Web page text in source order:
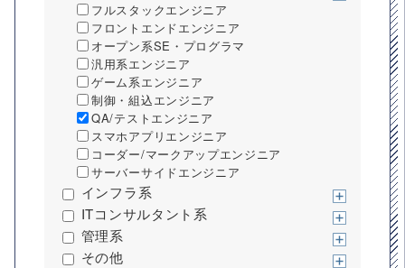
フルスタックエンジニア
フロントエンドエンジニア
オープン系SE・プログラマ
汎用系エンジニア
ゲーム系エンジニア
制御・組込エンジニア
QA/テストエンジニア
スマホアプリエンジニア
コーダー/マークアップエンジニア
サーバーサイドエンジニア
インフラ系
ITコンサルタント系
管理系
その他